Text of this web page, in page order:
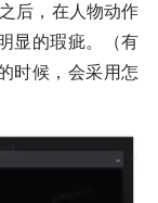
后，在人物动作
显的瑕疵。（有
时候，会采用怎